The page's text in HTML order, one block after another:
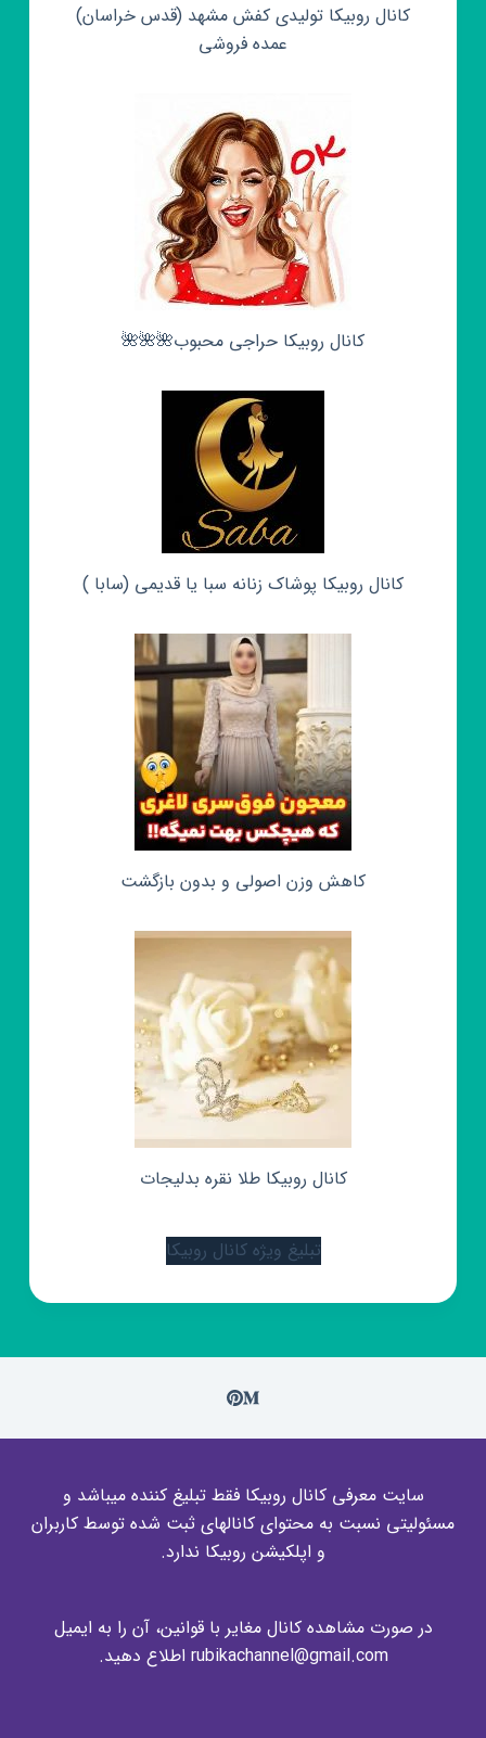
کانال روبیکا تولیدی کفش مشهد (قدس خراسان)
عمده فروشی
کانال روبیکا حراجی محبوب🌺🌺🌺
کانال روبیکا پوشاک زنانه سبا یا قدیمی (سابا )
کاهش وزن اصولی و بدون بازگشت
کانال روبیکا طلا نقره بدلیجات
تبلیغ ویژه کانال روبیکا
سایت معرفی کانال روبیکا فقط تبلیغ کننده میباشد و
مسئولیتی نسبت به محتوای کانالهای ثبت شده توسط کاربران
و اپلکیشن روبیکا ندارد.
در صورت مشاهده کانال مغایر با قوانین، آن را به ایمیل
rubikachannel@gmail.com اطلاع دهید.